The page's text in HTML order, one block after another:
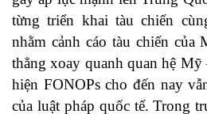
từng triển khai tàu chiến
nhằm cảnh cáo tàu chiến của
thẳng xoay quanh quan hệ
hiện FONOPs cho đến nay
của luật pháp quốc tế. Trong